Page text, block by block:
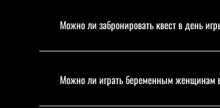
Можно ли забронировать квест в день
Можно ли играть беременным женщинам